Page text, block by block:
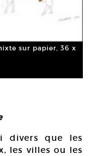
sur papier, 36 x
divers que les
les villes ou les